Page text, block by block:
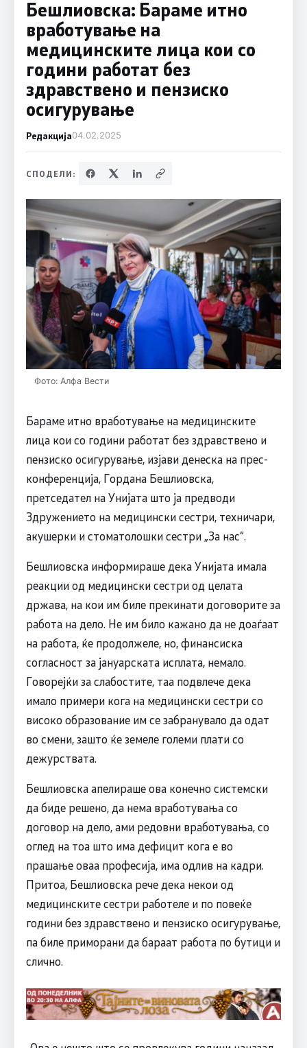
Бешлиовска: Бараме итно
вработување на
медицинските лица кои со
години работат без
здравствено и пензиско
осигурување
Редакција04.02.2025
СПОДЕЛИ:
Фото: Алфа Вести
Бараме итно вработување на медицинските
лица кои со години работат без здравствено и
пензиско осигурување, изјави денеска на прес-
конференција, Гордана Бешлиовска,
претседател на Унијата што ја предводи
Здружението на медицински сестри, техничари,
акушерки и стоматолошки сестри „За нас“.
Бешлиовска информираше дека Унијата имала
реакции од медицински сестри од целата
држава, на кои им биле прекинати договорите за
работа на дело. Не им било кажано да не доаѓаат
на работа, ќе продолжеле, но, финансиска
согласност за јануарската исплата, немало.
Говорејќи за слабостите, таа подвлече дека
имало примери кога на медицински сестри со
високо образование им се забранувало да одат
во смени, зашто ќе земеле големи плати со
дежурствата.
Бешлиовска апелираше ова конечно системски
да биде решено, да нема вработувања со
договор на дело, ами редовни вработувања, со
оглед на тоа што има дефицит кога е во
прашање оваа професија, има одлив на кадри.
Притоа, Бешлиовска рече дека некои од
медицинските сестри работеле и по повеќе
години без здравствено и пензиско осигурување,
па биле приморани да бараат работа по бутици и
слично.